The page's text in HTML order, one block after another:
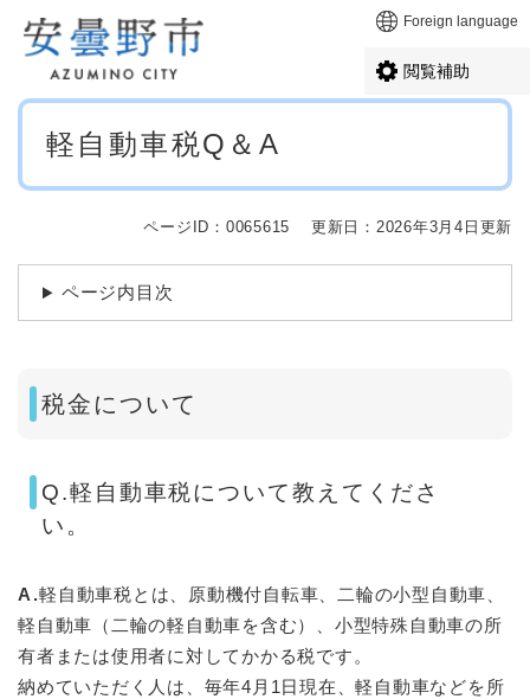
メニューを飛ばして本文へ Foreign language
閲覧補助
本
軽自動車税Q＆A
ページID：0065615 更新日：2026年3月4日更新
ページ内目次
税金について
Q.軽自動車税について教えてくださ
い。
A.軽自動車税とは、原動機付自転車、二輪の小型自動車、
軽自動車（二輪の軽自動車を含む）、小型特殊自動車の所
有者または使用者に対してかかる税です。
納めていただく人は、毎年4月1日現在、軽自動車などを所